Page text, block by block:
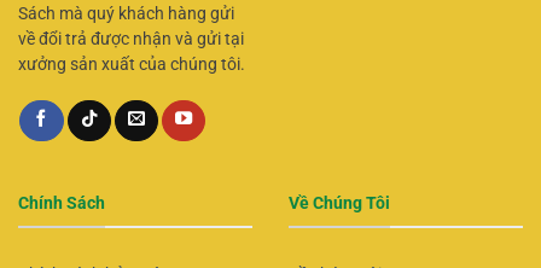
Sách mà quý khách hàng gửi
về đổi trả được nhận và gửi tại
xưởng sản xuất của chúng tôi.
Chính Sách Về Chúng Tôi